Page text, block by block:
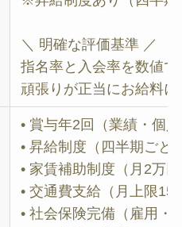
＼ 明確な評価基準 ／
指名率と入会率を数値で
頑張りが正当にお給料
• 賞与年2回（業績・個
• 昇給制度（四半期ごと
• 家賃補助制度（月2万
• 交通費支給（月上限
• 社会保険完備（雇用・